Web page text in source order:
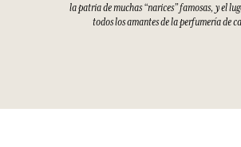
la patria de muchas “narices” famosas, y el
todos los amantes de la perfumería de